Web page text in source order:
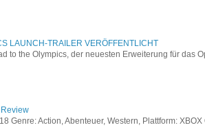
LAUNCH-TRAILER VERÖFFENTLICHT
to the Olympics, der neuesten Erweiterung für das
Genre: Action, Abenteuer, Western, Plattform: